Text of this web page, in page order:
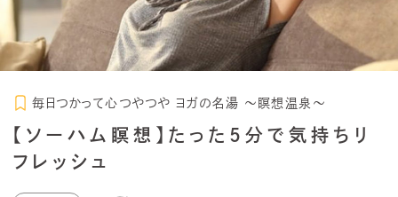
毎日つかって心つやつや ヨガの名湯 ～瞑想温泉～
【ソーハム瞑想】たった5分で気持ちリ
フレッシュ